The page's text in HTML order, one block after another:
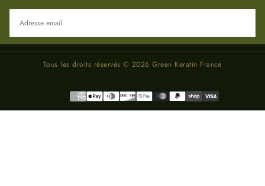
Tous les droits réservés © 2026 Green Keratin France
Méthodes
de